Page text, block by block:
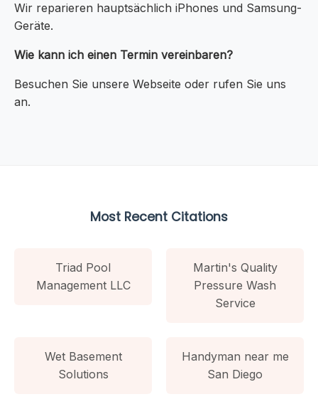
Wir reparieren hauptsächlich iPhones und Samsung-
Geräte.
Wie kann ich einen Termin vereinbaren?
Besuchen Sie unsere Webseite oder rufen Sie uns
an.
Most Recent Citations
Triad Pool
Management LLC
Martin's Quality
Pressure Wash
Service
Wet Basement
Solutions
Handyman near me
San Diego